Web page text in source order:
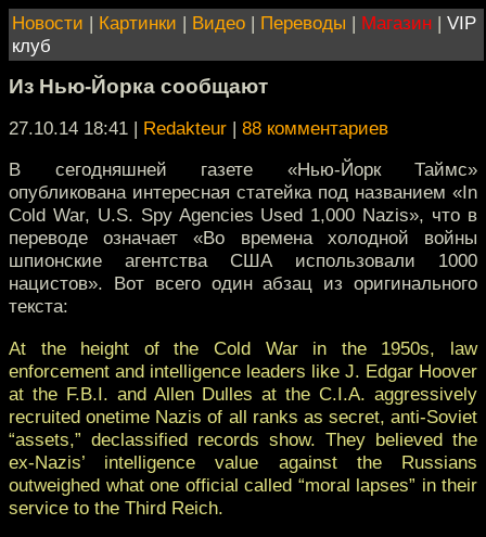
Новости | Картинки | Видео | Переводы | Магазин | VIP
клуб
Из Нью-Йорка сообщают
27.10.14 18:41 | Redakteur | 88 комментариев
В сегодняшней газете «Нью-Йорк Таймс»
опубликована интересная статейка под названием «In
Cold War, U.S. Spy Agencies Used 1,000 Nazis», что в
переводе означает «Во времена холодной войны
шпионские агентства США использовали 1000
нацистов». Вот всего один абзац из оригинального
текста:
At the height of the Cold War in the 1950s, law
enforcement and intelligence leaders like J. Edgar Hoover
at the F.B.I. and Allen Dulles at the C.I.A. aggressively
recruited onetime Nazis of all ranks as secret, anti-Soviet
“assets,” declassified records show. They believed the
ex-Nazis’ intelligence value against the Russians
outweighed what one official called “moral lapses” in their
service to the Third Reich.